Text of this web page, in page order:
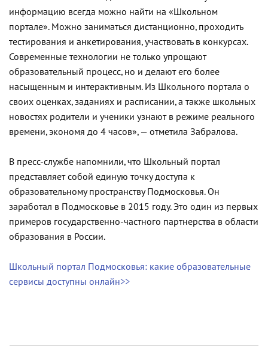
информацию всегда можно найти на «Школьном
портале». Можно заниматься дистанционно, проходить
тестирования и анкетирования, участвовать в конкурсах.
Современные технологии не только упрощают
образовательный процесс, но и делают его более
насыщенным и интерактивным. Из Школьного портала о
своих оценках, заданиях и расписании, а также школьных
новостях родители и ученики узнают в режиме реального
времени, экономя до 4 часов», — отметила Забралова.
В пресс-службе напомнили, что Школьный портал
представляет собой единую точку доступа к
образовательному пространству Подмосковья. Он
заработал в Подмосковье в 2015 году. Это один из первых
примеров государственно-частного партнерства в области
образования в России.
Школьный портал Подмосковья: какие образовательные
сервисы доступны онлайн>>